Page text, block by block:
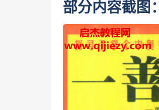
部分内容截图：